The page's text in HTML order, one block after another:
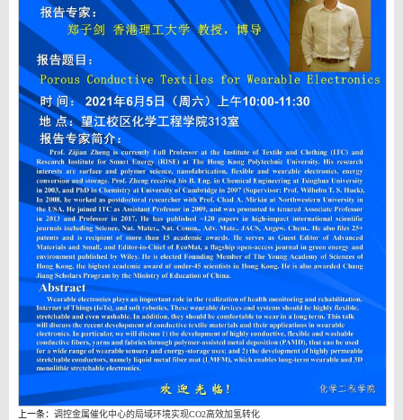
上一条： 调控金属催化中心的局域环境实现CO2高效加氢转化